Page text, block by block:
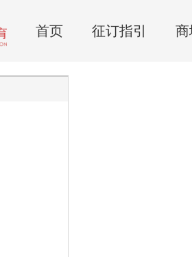
首页 征订指引 商